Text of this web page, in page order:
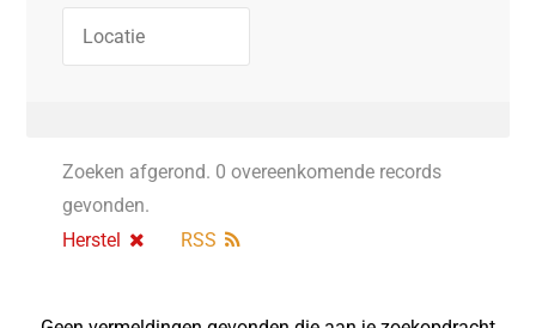
Zoeken afgerond. 0 overeenkomende records
gevonden.
Herstel
RSS